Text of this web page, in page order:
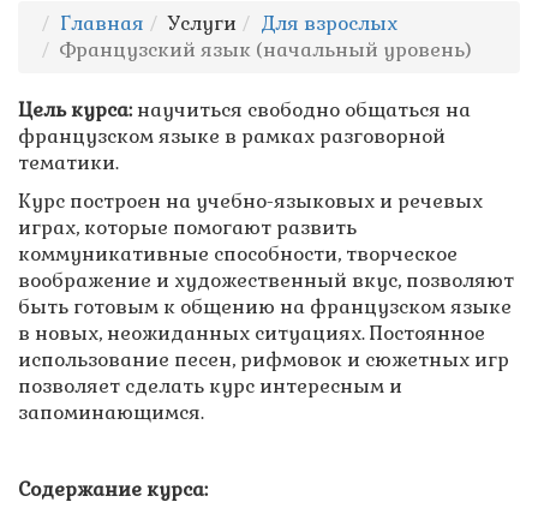
Главная Услуги
Для взрослых
Французский язык (начальный уровень)
Цель курса:научиться свободно общаться на
французском языке в рамках разговорной
тематики.
Курс построен на учебно-языковых и речевых
играх, которые помогают развить
коммуникативные способности, творческое
воображение и художественный вкус, позволяют
быть готовым к общению на французском языке
в новых, неожиданных ситуациях. Постоянное
использование песен, рифмовок и сюжетных игр
позволяет сделать курс интересным и
запоминающимся.
Содержание курса: